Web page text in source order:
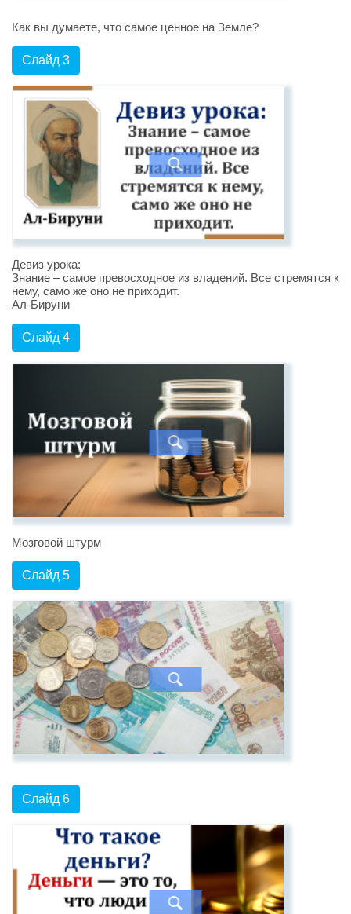
Как вы думаете, что самое ценное на Земле?
Слайд 3
Девиз урока:
Знание – самое превосходное из владений. Все стремятся к
нему, само же оно не приходит.
Ал-Бируни
Слайд 4
Мозговой штурм
Слайд 5
Слайд 6